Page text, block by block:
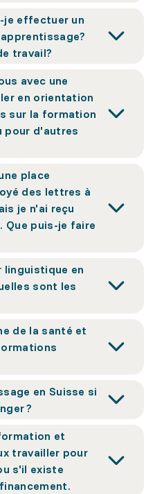
je effectuer un
travail?
avec une
en orientation
sur la formation
pour d'autres
place
des lettres à
je n'ai reçu
Que puis-je faire
linguistique en
sont les
de la santé et
en Suisse si
?
et
travailler pour
s'il existe